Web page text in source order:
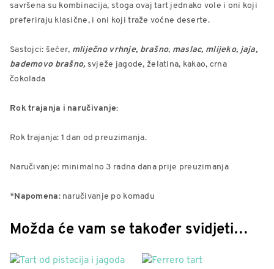
savršena su kombinacija, stoga ovaj tart jednako vole i oni koji
preferiraju klasične, i oni koji traže voćne deserte.
Sastojci: šećer, mliječno vrhnje, brašno, maslac, mlijeko, jaja,
bademovo brašno, svježe jagode, želatina, kakao, crna
čokolada
Rok trajanja i naručivanje:
Rok trajanja: 1 dan od preuzimanja.
Naručivanje: minimalno 3 radna dana prije preuzimanja
*Napomena: naručivanje po komadu
Možda će vam se također svidjeti…